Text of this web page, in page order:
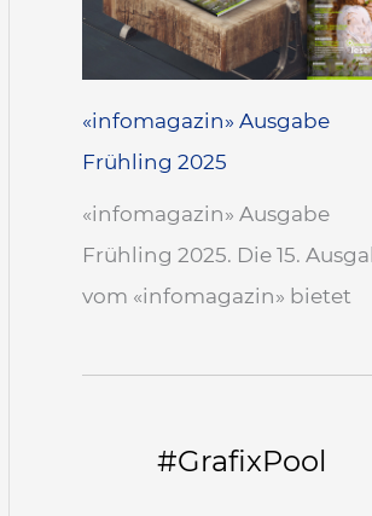
«infomagazin» Ausgabe
Frühling 2025
«infomagazin» Ausgabe
Frühling 2025. Die 15.
vom «infomagazin» bietet
#GrafixPool